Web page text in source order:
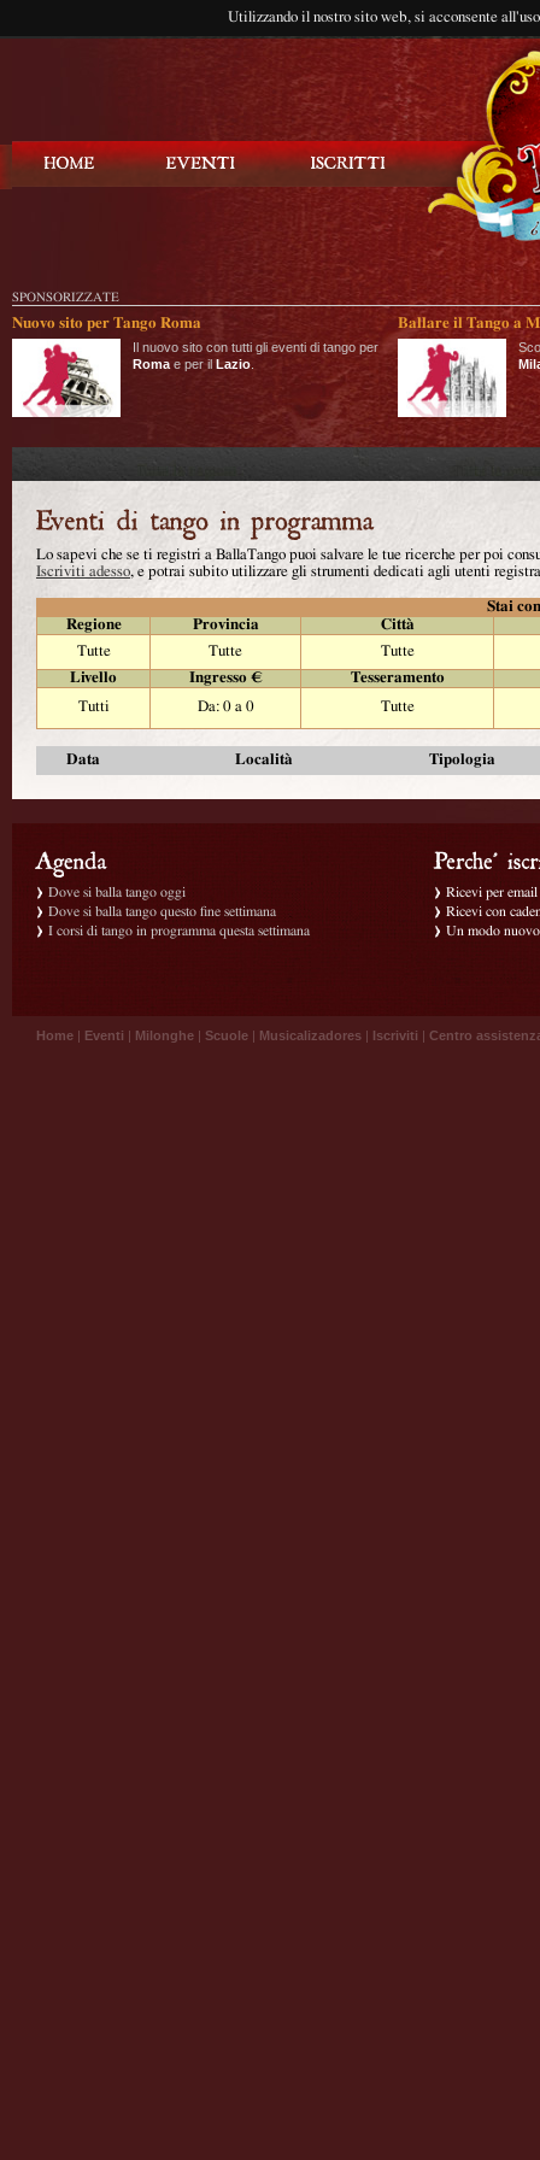
Utilizzando il nostro sito web, si acconsente
SPONSORIZZATE
Nuovo sito per Tango Roma
Il nuovo sito con tutti gli eventi di tango per
Roma e per il Lazio
Ballare il Tango a
Lo sapevi che se ti registri a BallaTango puoi salvare le tue ricerche per poi
Iscriviti adesso, e potrai subito utilizzare gli strumenti dedicati agli utenti
Stai
Regione
Provincia
Città
Tutte
Tutte
Tutte
Livello
Ingresso €
Tesseramento
Tutti
Da: 0 a 0 Tutte
Data Località Tipologia
Dove si balla tango oggi
Dove si balla tango questo fine settimana
I corsi di tango in programma questa settimana
Ricevi per
Ricevi con
Un modo
Home | Eventi | Milonghe | Scuole | Musicalizadores | Iscriviti | Centro